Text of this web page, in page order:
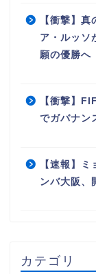
【衝撃】
ア・ルッソ
願の優勝へ
【衝撃】
でガバナン
【速報】
ンバ大阪、
カテゴリ